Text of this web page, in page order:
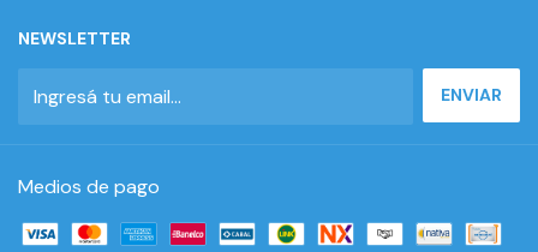
NEWSLETTER
Medios de pago